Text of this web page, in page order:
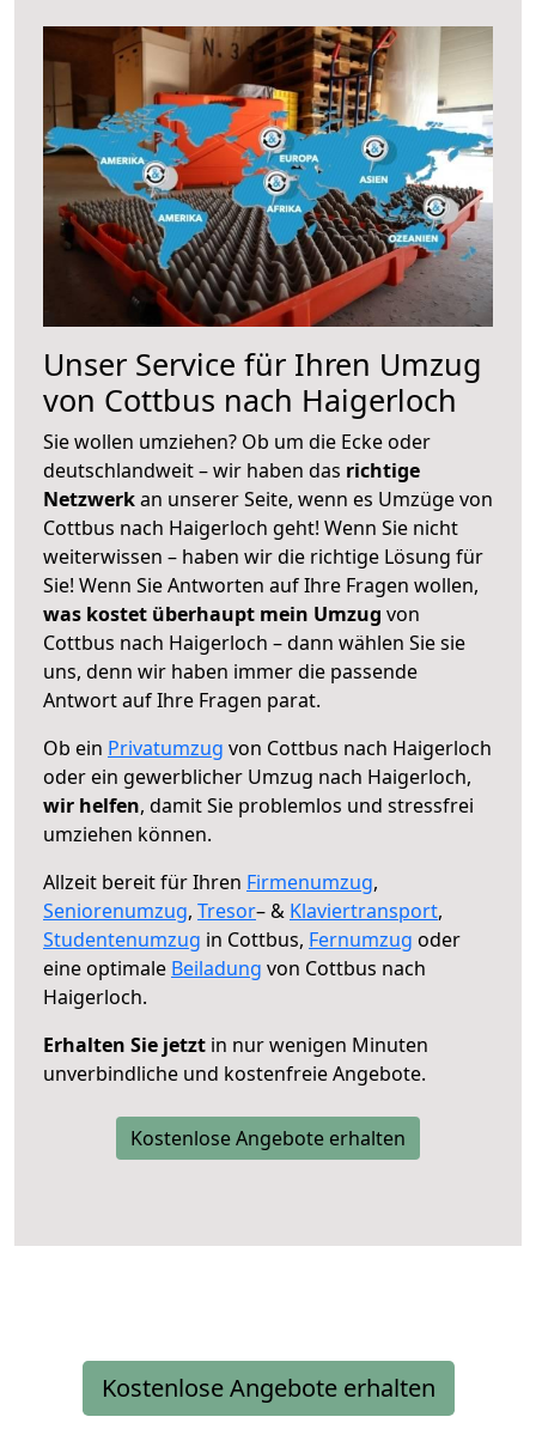
Unser Service für Ihren Umzug
von Cottbus nach Haigerloch
Sie wollen umziehen? Ob um die Ecke oder
deutschlandweit – wir haben das richtige
Netzwerkan unserer Seite, wenn es Umzüge von
Cottbus nach Haigerloch geht! Wenn Sie nicht
weiterwissen – haben wir die richtige Lösung für
Sie! Wenn Sie Antworten auf Ihre Fragen wollen,
was kostet überhaupt mein Umzug von
Cottbus nach Haigerloch – dann wählen Sie sie
uns, denn wir haben immer die passende
Antwort auf Ihre Fragen parat.
Ob ein Privatumzug von Cottbus nach Haigerloch
oder ein gewerblicher Umzug nach Haigerloch,
wir helfen, damit Sie problemlos und stressfrei
umziehen können.
Allzeit bereit für Ihren Firmenumzug,
Seniorenumzug, Tresor– & Klaviertransport,
Studentenumzug in Cottbus, Fernumzug oder
eine optimale Beiladung von Cottbus nach
Haigerloch.
Erhalten Sie jetzt in nur wenigen Minuten
unverbindliche und kostenfreie Angebote.
Kostenlose Angebote erhalten
Kostenlose Angebote erhalten